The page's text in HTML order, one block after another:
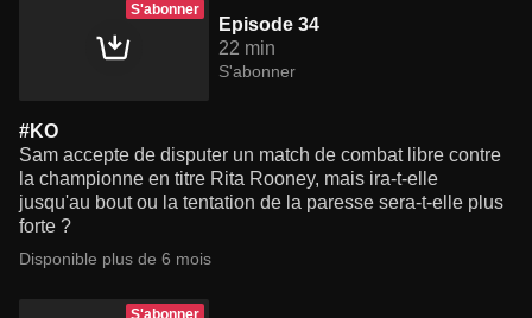
S'abonner
Episode 34
22 min
S'abonner
#KO
Sam accepte de disputer un match de combat libre contre
la championne en titre Rita Rooney, mais ira-t-elle
jusqu'au bout ou la tentation de la paresse sera-t-elle plus
forte ?
Disponible plus de 6 mois
S'abonner